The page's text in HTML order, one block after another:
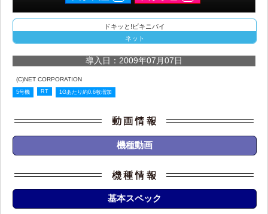
ドキッと!ビキニパイ
ネット
導入日：2009年07月07日
(C)NET CORPORATION
5号機 RT 1Gあたり約0.6枚増加
機種動画
基本スペック